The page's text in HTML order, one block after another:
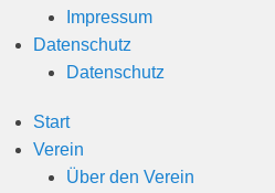
Impressum
Datenschutz
Datenschutz
Start
Verein
Über den Verein